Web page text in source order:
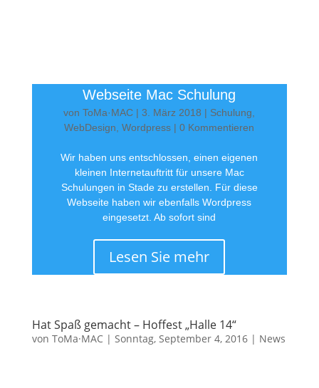
Webseite Mac Schulung
vonToMa·MAC |3. März 2018 | Schulung,
WebDesign,Wordpress | 0 Kommentieren
Wir haben uns entschlossen, einen eigenen
kleinen Internetauftritt für unsere Mac
Schulungen in Stade zu erstellen. Für diese
Webseite haben wir ebenfalls Wordpress
eingesetzt. Ab sofort sind
Lesen Sie mehr
Hat Spaß gemacht – Hoffest „Halle 14“
von ToMa·MAC| Sonntag, September 4, 2016| News